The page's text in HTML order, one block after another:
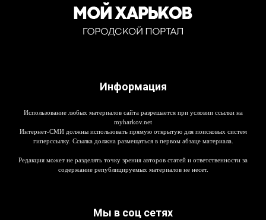
Информация
Использование любых материалов сайта разрешается при условии ссылки на
myharkov.net
Интернет-СМИ должны использовать прямую открытую для поисковых систем
гиперссылку. Ссылка должна размещаться в первом абзаце материала.
Редакция может не разделять точку зрения авторов статей и ответственности за
содержание републицируемых материалов не несет.
Мы в соц сетях